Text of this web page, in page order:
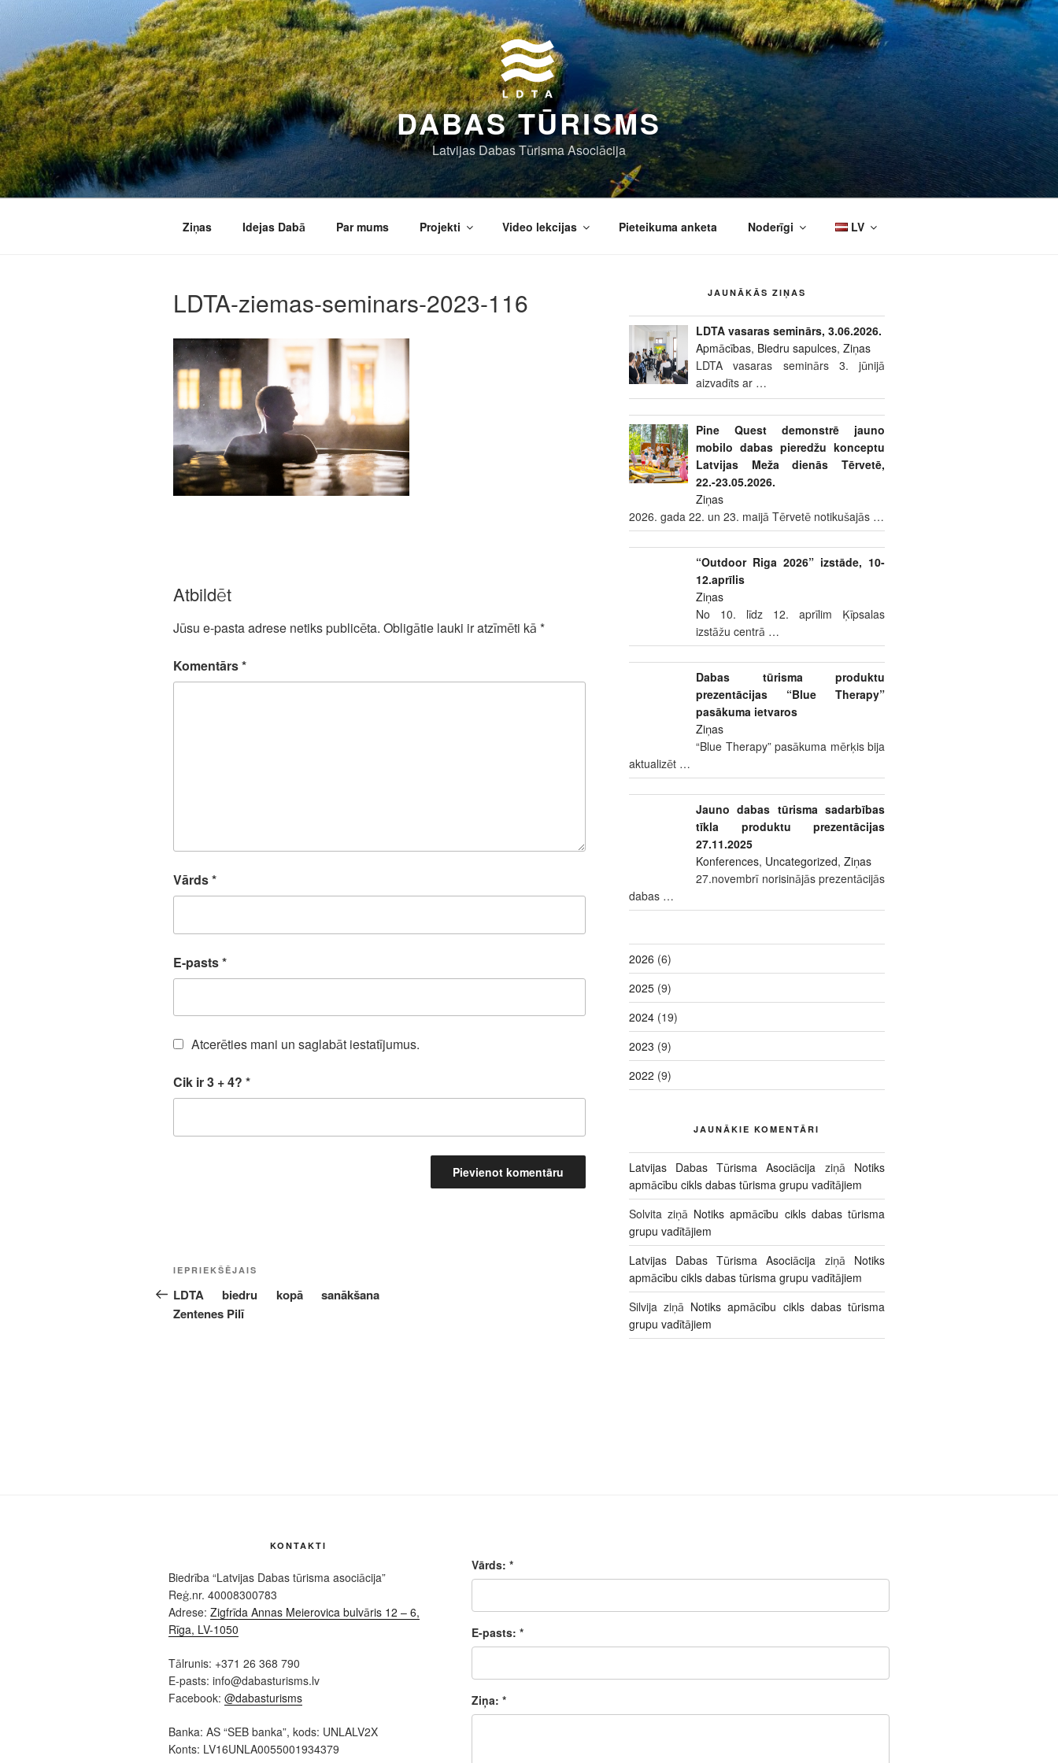
Doties
DABAS TŪRISMS
Latvijas Dabas Tūrisma Asociācija
Ziņas Idejas Dabā Par mums Projekti Video lekcijas Pieteikuma anketa Noderīgi LV
LDTA-ziemas-seminars-2023-116
Atbildēt
Jūsu e-pasta adrese netiks publicēta. Obligātie lauki ir atzīmēti kā *
Komentārs*
Vārds*
E-pasts*
Atcerēties mani un saglabāt iestatījumus.
Cik ir 3 + 4? *
Ziņu
izvēlne
Iepriekšējā
ziņa:
IEPRIEKŠĒJAIS
LDTA biedru kopā sanākšana
Zentenes Pilī
JAUNĀKĀS ZIŅAS
LDTA vasaras seminārs, 3.06.2026.
Apmācības, Biedru sapulces,Ziņas
LDTA vasaras seminārs 3. jūnijā
aizvadīts ar …
Pine Quest demonstrē jauno
mobilo dabas pieredžu konceptu
Latvijas Meža dienās Tērvetē,
22.-23.05.2026.
Ziņas
2026. gada 22. un 23. maijā Tērvetē notikušajās …
“Outdoor Riga 2026” izstāde, 10-
12.aprīlis
Ziņas
No 10. līdz 12. aprīlim Ķīpsalas
izstāžu centrā …
Dabas tūrisma produktu
prezentācijas “Blue Therapy”
pasākuma ietvaros
Ziņas
“Blue Therapy” pasākuma mērķis bija
aktualizēt …
Jauno dabas tūrisma sadarbības
tīkla produktu prezentācijas
27.11.2025
Konferences, Uncategorized,Ziņas
27.novembrī norisinājās prezentācijās
dabas …
2026 (6)
2025(9)
2024(19)
2023 (9)
2022 (9)
JAUNĀKIE KOMENTĀRI
Latvijas Dabas Tūrisma Asociācija ziņā Notiks
apmācību cikls dabas tūrisma grupu vadītājiem
Solvita ziņā Notiks apmācību cikls dabas tūrisma
grupu vadītājiem
Latvijas Dabas Tūrisma Asociācija ziņā Notiks
apmācību cikls dabas tūrisma grupu vadītājiem
Silvija ziņā Notiks apmācību cikls dabas tūrisma
grupu vadītājiem
KONTAKTI
Biedrība “Latvijas Dabas tūrisma asociācija”
Reģ.nr. 40008300783
Adrese: Zigfrīda Annas Meierovica bulvāris 12 – 6,
Rīga, LV-1050
Tālrunis: +371 26 368 790
E-pasts: info@dabasturisms.lv
Facebook: @dabasturisms
Banka: AS “SEB banka”, kods: UNLALV2X
Konts: LV16UNLA0055001934379
Vārds: *
E-pasts: *
Ziņa: *